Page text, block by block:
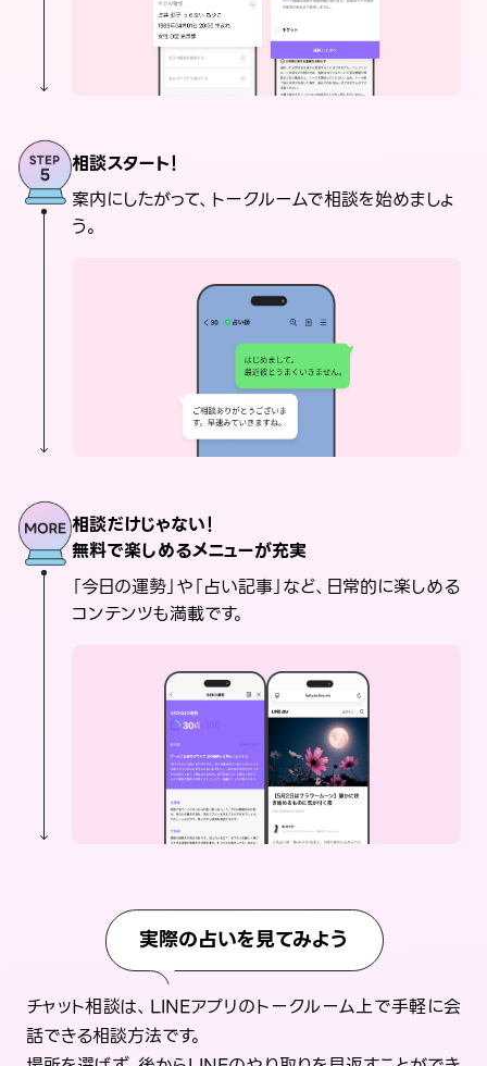
相談スタート！
案内にしたがって、トークルームで相談を始めましょ
う。
相談だけじゃない！
無料で楽しめるメニューが充実
「今日の運勢」や「占い記事」など、日常的に楽しめる
コンテンツも満載です。
実際の占いを見てみよう
チャット相談は、LINEアプリのトークルーム上で手軽に会
話できる相談方法です。